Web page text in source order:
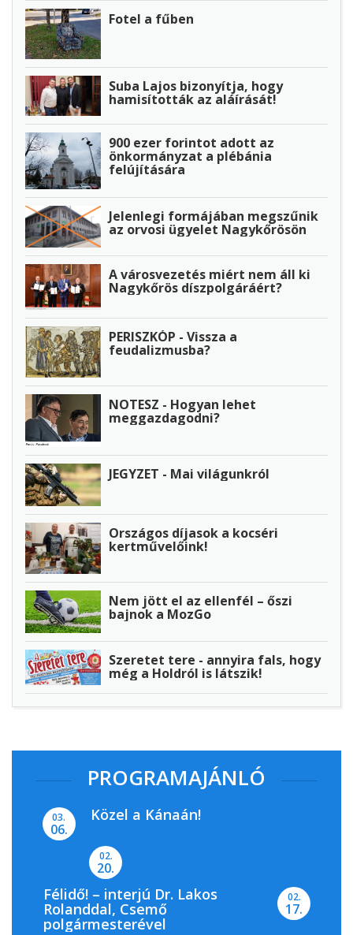
Fotel a fűben
Suba Lajos bizonyítja, hogy
hamisították az aláírását!
900 ezer forintot adott az
önkormányzat a plébánia
felújítására
Jelenlegi formájában megszűnik
az orvosi ügyelet Nagykőrösön
A városvezetés miért nem áll ki
Nagykőrös díszpolgáráért?
PERISZKÓP - Vissza a
feudalizmusba?
NOTESZ - Hogyan lehet
meggazdagodni?
JEGYZET - Mai világunkról
Országos díjasok a kocséri
kertművelőink!
Nem jött el az ellenfél – őszi
bajnok a MozGo
Szeretet tere - annyira fals, hogy
még a Holdról is látszik!
PROGRAMAJÁNLÓ
03.
06.
Közel a Kánaán!
02.
20.
Félidő! – interjú Dr. Lakos
Rolanddal, Csemő
polgármesterével
02.
17.